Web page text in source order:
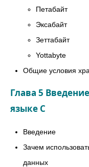
Петабайт
Эксабайт
Зеттабайт
Yottabyte
Общие условия
Глава 5
языке C
Введение
Зачем
данных